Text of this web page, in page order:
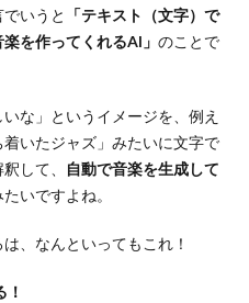
いうと
「テキスト（文字）で
を作ってくれるAI」 のことで
な」というイメージを、例え
いたジャズ」みたいに文字で
して、
自動で音楽を生成して
いですよね。
、なんといってもこれ！